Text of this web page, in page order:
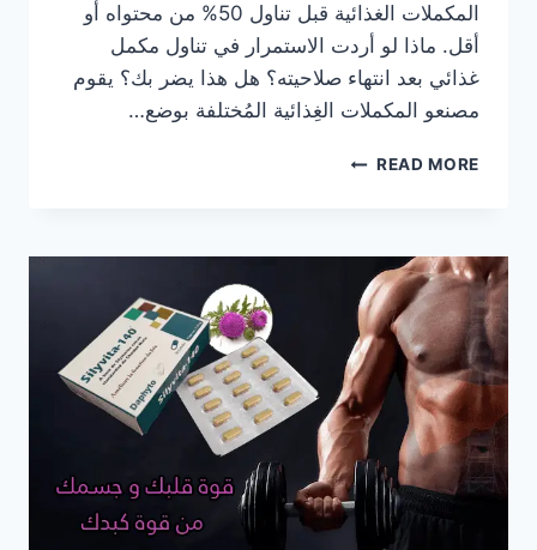
المكملات الغذائية قبل تناول 50% من محتواه أو
أقل. ماذا لو أردت الاستمرار في تناول مكمل
غذائي بعد انتهاء صلاحيته؟ هل هذا يضر بك؟ يقوم
مصنعو المكملات الغِذائية المُختلفة بوضع…
READ MOREهل
الغذائي
بعد
انتهاء
مدة
صلاحيته؟
هل
هذا
يضر
بك؟